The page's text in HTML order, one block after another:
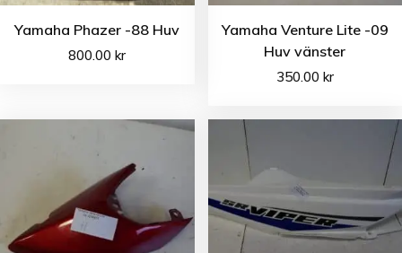
Yamaha Phazer -88 Huv
800.00kr
Yamaha Venture Lite -09
Huv vänster
350.00 kr